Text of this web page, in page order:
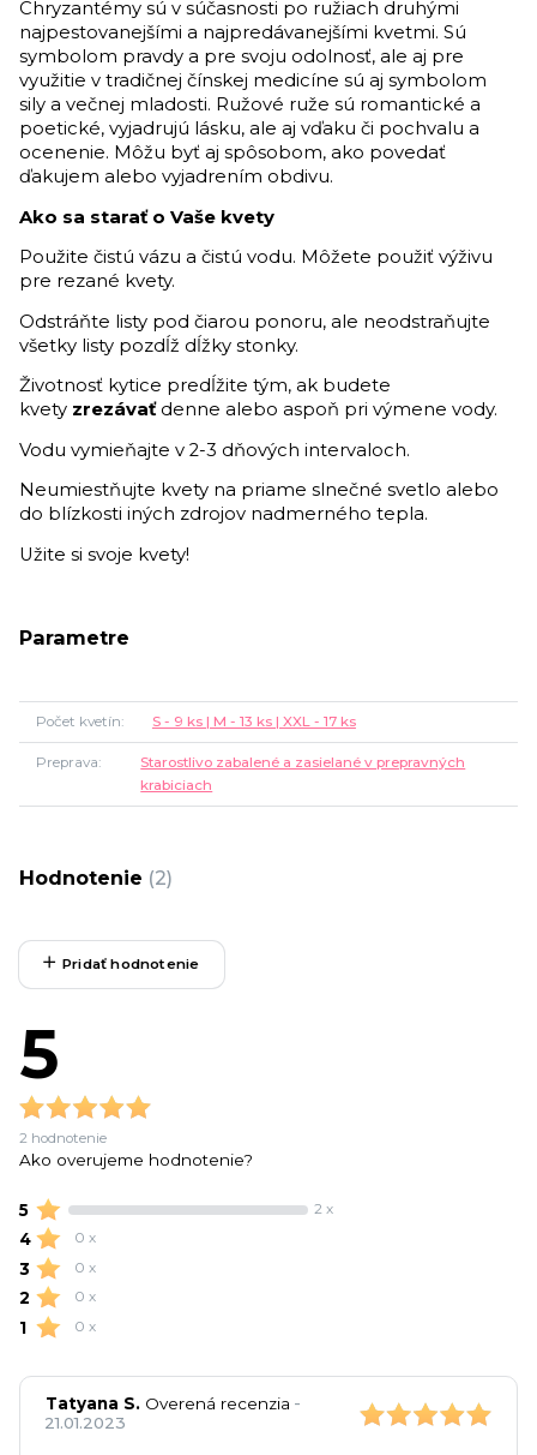
Chryzantémy sú v súčasnosti po ružiach druhými
najpestovanejšími a najpredávanejšími kvetmi. Sú
symbolom pravdy a pre svoju odolnosť, ale aj pre
využitie v tradičnej čínskej medicíne sú aj symbolom
sily a večnej mladosti. Ružové ruže sú romantické a
poetické, vyjadrujú lásku, ale aj vďaku či pochvalu a
ocenenie. Môžu byť aj spôsobom, ako povedať
ďakujem alebo vyjadrením obdivu.
Ako sa starať o Vaše kvety
Použite čistú vázu a čistú vodu. Môžete použiť výživu
pre rezané kvety.
Odstráňte listy pod čiarou ponoru, ale neodstraňujte
všetky listy pozdĺž dĺžky stonky.
Životnosť kytice predĺžite tým, ak budete
kvety zrezávaťdenne alebo aspoň pri výmene vody.
Vodu vymieňajte v 2-3 dňových intervaloch.
Neumiestňujte kvety na priame slnečné svetlo alebo
do blízkosti iných zdrojov nadmerného tepla.
Užite si svoje kvety!
Parametre
Počet kvetín S - 9 ks | M - 13 ks | XXL - 17 ks
Preprava
Starostlivo zabalené a zasielané v prepravných
krabiciach
Hodnotenie 2
Pridať hodnotenie
5
2 hodnotenie
Ako overujeme hodnotenie?
5 2 x
4 0 x
3 0 x
2 0 x
1 0 x
Tatyana S. Overená recenzia -
21.01.2023